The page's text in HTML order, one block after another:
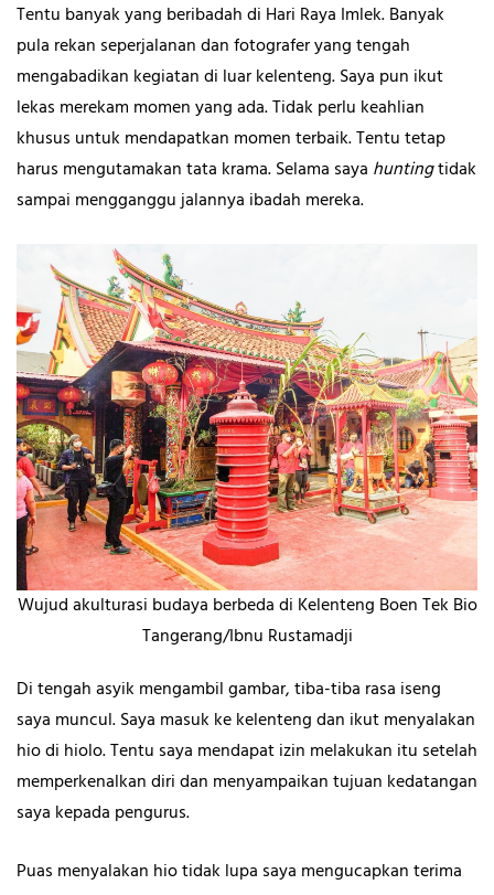
Tentu banyak yang beribadah di Hari Raya Imlek. Banyak
pula rekan seperjalanan dan fotografer yang tengah
mengabadikan kegiatan di luar kelenteng. Saya pun ikut
lekas merekam momen yang ada. Tidak perlu keahlian
khusus untuk mendapatkan momen terbaik. Tentu tetap
harus mengutamakan tata krama. Selama saya huntingtidak
sampai mengganggu jalannya ibadah mereka.
Wujud akulturasi budaya berbeda di Kelenteng Boen Tek Bio
Tangerang/Ibnu Rustamadji
Di tengah asyik mengambil gambar, tiba-tiba rasa iseng
saya muncul. Saya masuk ke kelenteng dan ikut menyalakan
hio di hiolo. Tentu saya mendapat izin melakukan itu setelah
memperkenalkan diri dan menyampaikan tujuan kedatangan
saya kepada pengurus.
Puas menyalakan hiotidak lupa saya mengucapkan terima